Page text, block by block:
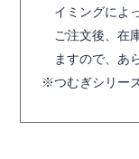
イミングによ
ご注文後、在
ますので、あ
つむぎシリー